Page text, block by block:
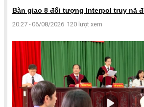
Bàn giao 8 đối tượng Interpol truy nã
20:27 - 06/08/2026 120 lượt xem